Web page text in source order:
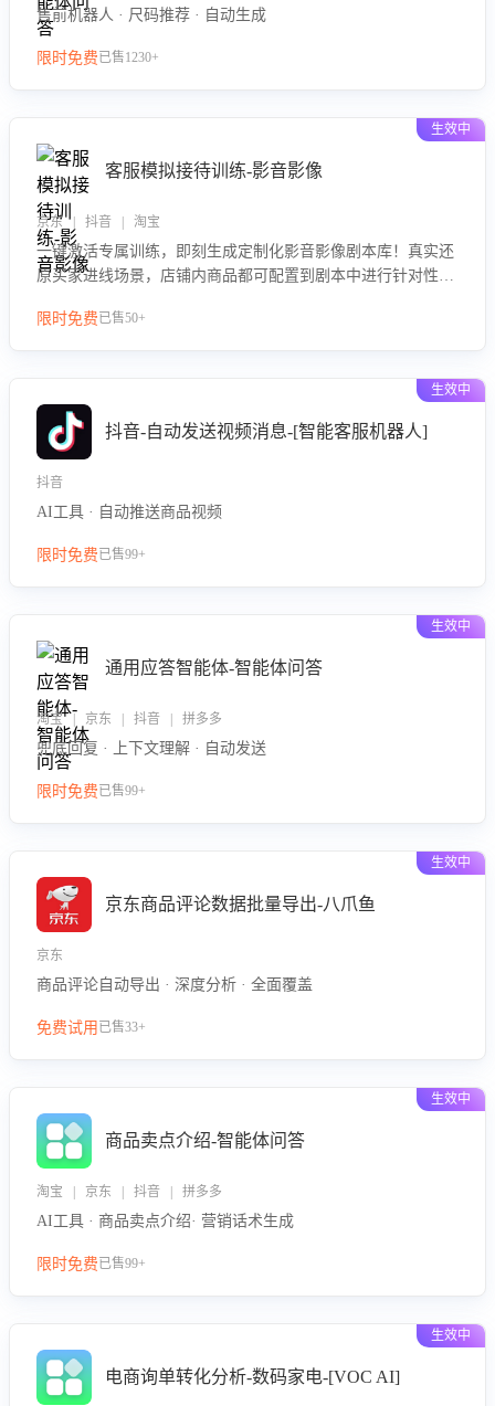
售前机器人 · 尺码推荐 · 自动生成
限时免费已售1230+
生效中
客服模拟接待训练-影音影像
京东 | 抖音 | 淘宝
一键激活专属训练，即刻生成定制化影音影像剧本库！真实还
原买家进线场景，店铺内商品都可配置到剧本中进行针对性训
即开通”，快速获取影音影像类目剧本，一键开启客服培训。
限时免费已售50+
生效中
抖音-自动发送视频消息-[智能客服机器人]
抖音
AI工具 · 自动推送商品视频
限时免费已售99+
生效中
通用应答智能体-智能体问答
淘宝 | 京东 | 抖音 | 拼多多
兜底回复 · 上下文理解 · 自动发送
限时免费已售99+
生效中
京东商品评论数据批量导出-八爪鱼
京东
商品评论自动导出 · 深度分析 · 全面覆盖
免费试用 已售33+
生效中
商品卖点介绍-智能体问答
淘宝 | 京东 | 抖音 | 拼多多
AI工具 · 商品卖点介绍· 营销话术生成
限时免费已售99+
生效中
电商询单转化分析-数码家电-[VOC AI]